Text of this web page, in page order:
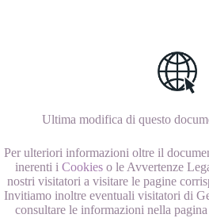
Ultima modifica di questo
Per ulteriori informazioni oltre il
inerenti i Cookies o le Avvertenze
nostri visitatori a visitare le pagine
Invitiamo inoltre eventuali visitatori di
consultare le informazioni nella pagina